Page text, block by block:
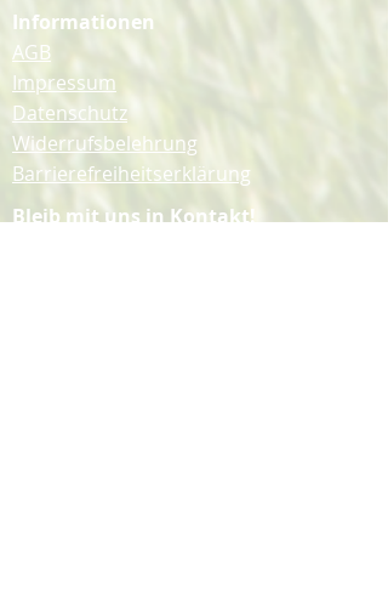
Informationen
AGB
Impressum
Datenschutz
Widerrufsbelehrung
Barrierefreiheitserklärung
Bleib mit uns in Kontakt!